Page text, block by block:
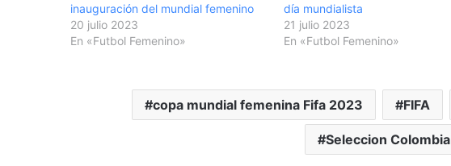
inauguración del mundial femenino
20 julio 2023
En «Futbol Femenino»
día mundialista
21 julio 2023
En «Futbol Femenino»
copa mundial femenina Fifa 2023 FIFA
Seleccion Colombia